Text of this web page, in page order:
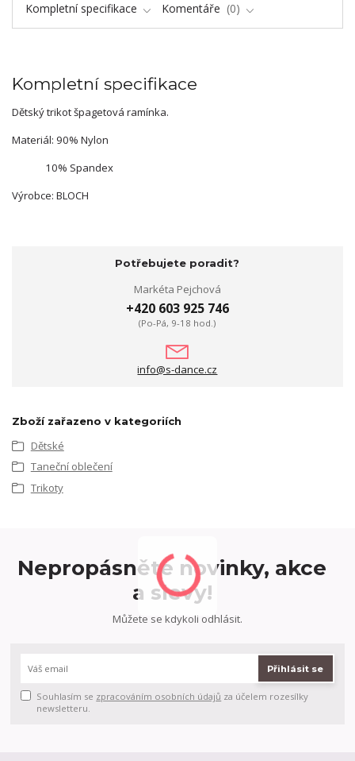
Kompletní specifikace Komentáře 0
Kompletní specifikace
Dětský trikot špagetová ramínka.
Materiál: 90% Nylon
10% Spandex
Výrobce: BLOCH
Potřebujete poradit?
Markéta Pejchová
+420 603 925 746
(Po-Pá, 9-18 hod.)
info@s-dance.cz
Zboží zařazeno v kategoriích
Dětské
Taneční oblečení
Trikoty
Nepropásněte novinky, akce
a slevy!
Můžete se kdykoli odhlásit.
Přihlásit se
Souhlasím se zpracováním osobních údajů za účelem rozesílky
newsletteru.